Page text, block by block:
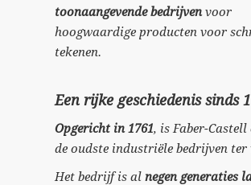
toonaangevende bedrijvenvoor
hoogwaardige producten voor
tekenen.
Een rijke geschiedenis sinds
Opgericht in 1761, is Faber-Castell
de oudste industriële bedrijven ter
Het bedrijf is al negen generaties